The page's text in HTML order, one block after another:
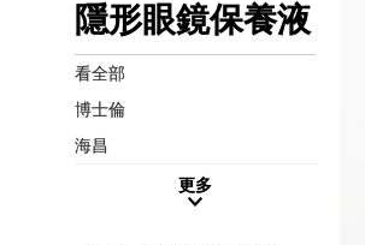
隱形眼鏡保養液
看全部
博士倫
海昌
更多